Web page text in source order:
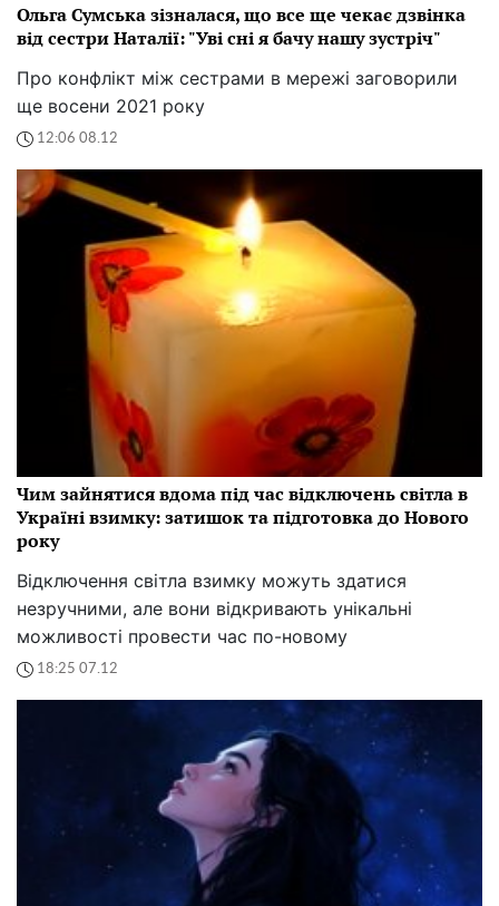
Ольга Сумська зізналася, що все ще чекає дзвінка
від сестри Наталії: "Уві сні я бачу нашу зустріч"
Про конфлікт між сестрами в мережі заговорили
ще восени 2021 року
12:06 08.12
Чим зайнятися вдома під час відключень світла в
Україні взимку: затишок та підготовка до Нового
року
Відключення світла взимку можуть здатися
незручними, але вони відкривають унікальні
можливості провести час по-новому
18:25 07.12